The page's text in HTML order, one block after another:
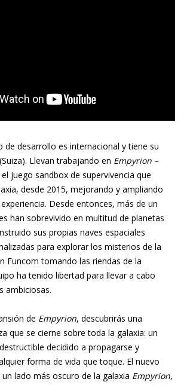
de desarrollo es internacional y tiene su
Llevan trabajando en Empyrion –
el juego sandbox de supervivencia que
desde 2015, mejorando y ampliando
Desde entonces, más de un
han sobrevivido en multitud de planetas
sus propias naves espaciales
para explorar los misterios de la
Funcom tomando las riendas de la
ha tenido libertad para llevar a cabo
ambiciosas.
de Empyrion, descubrirás una
que se cierne sobre toda la galaxia: un
decidido a propagarse y
forma de vida que toque. El nuevo
lado más oscuro de la galaxia Empyrion,